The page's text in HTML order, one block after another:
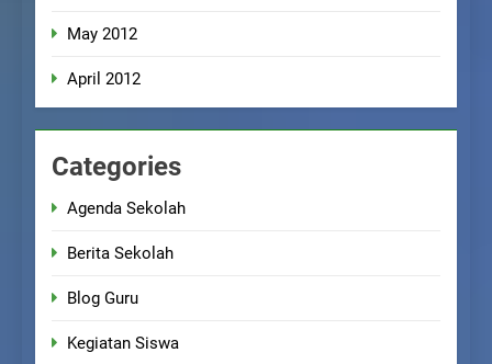
May 2012
April 2012
Categories
Agenda Sekolah
Berita Sekolah
Blog Guru
Kegiatan Siswa